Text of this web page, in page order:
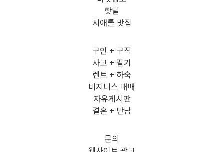
핫딜
시애틀 맛집
구인 + 구직
사고 + 팔기
렌트 + 하숙
비지니스 매매
자유게시판
결혼 + 만남
문의